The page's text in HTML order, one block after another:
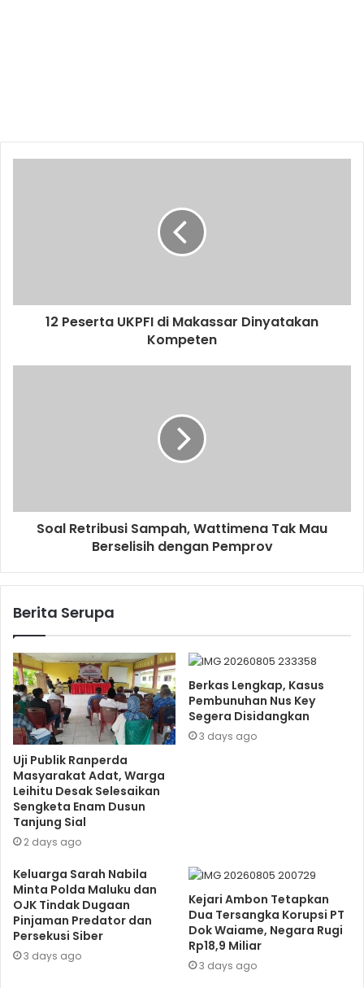
12 Peserta UKPFI di Makassar Dinyatakan
Kompeten
Soal Retribusi Sampah, Wattimena Tak Mau
Berselisih dengan Pemprov
Berita Serupa
Uji Publik Ranperda
Masyarakat Adat, Warga
Leihitu Desak Selesaikan
Sengketa Enam Dusun
Tanjung Sial
2 days ago
Berkas Lengkap, Kasus
Pembunuhan Nus Key
Segera Disidangkan
3 days ago
Keluarga Sarah Nabila
Minta Polda Maluku dan
OJK Tindak Dugaan
Pinjaman Predator dan
Persekusi Siber
3 days ago
Kejari Ambon Tetapkan
Dua Tersangka Korupsi PT
Dok Waiame, Negara Rugi
Rp18,9 Miliar
3 days ago